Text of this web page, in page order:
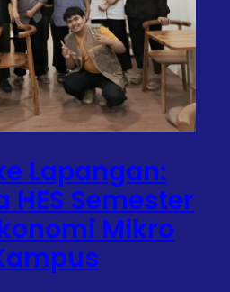
Lapangan:
Semester
Mikro